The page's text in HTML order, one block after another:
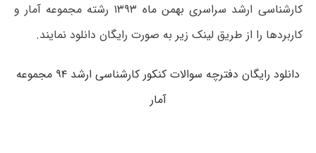
کارشناسی ارشد سراسری بهمن ماه ۱۳۹۳ رشته مجموعه آمار و
کاربردها را از طریق لینک زیر به صورت رایگان دانلود نمایند.
دانلود رایگان دفترچه سوالات کنکور کارشناسی ارشد ۹۴ مجموعه
آمار